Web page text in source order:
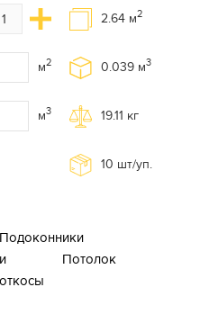
м2
м3
2.64 м2
0.039 м3
19.11 кг
10 шт/уп.
Подоконники
и
откосы
Потолок